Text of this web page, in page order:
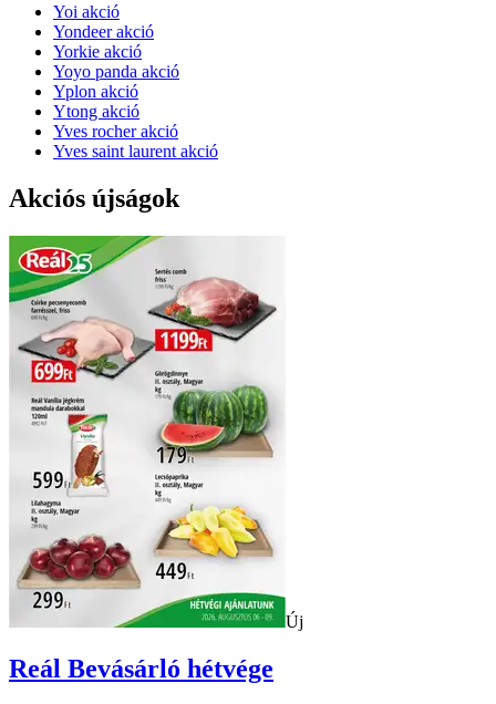
Yoi akció
Yondeer akció
Yorkie akció
Yoyo panda akció
Yplon akció
Ytong akció
Yves rocher akció
Yves saint laurent akció
Akciós újságok
Új
Reál Bevásárló hétvége